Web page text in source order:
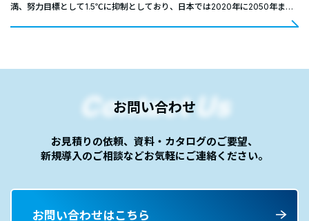
満、努力目標として1.5℃に抑制としており、日本では2020年に2050年まで
に脱炭素社会の実現を目指す「2050年カーボンニュートラル」を宣言してい
Contact Us
お問い合わせ
お見積りの依頼、資料・カタログのご要望、
新規導入のご相談などお気軽にご連絡ください。
お問い合わせはこちら